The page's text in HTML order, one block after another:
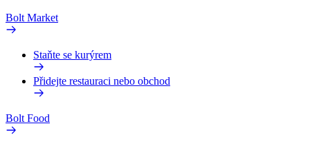
Bolt Market
Staňte se kurýrem
Přidejte restauraci nebo obchod
Bolt Food